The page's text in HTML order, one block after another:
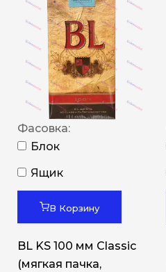
Фасовка:
Блок
Ящик
В Корзину
BL KS 100 мм Classic
(мягкая пачка,